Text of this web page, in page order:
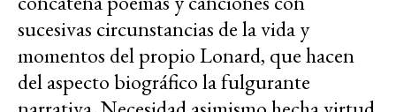
sucesivas circunstancias de la vida y
momentos del propio Lonard, que hacen
del aspecto biográfico la fulgurante